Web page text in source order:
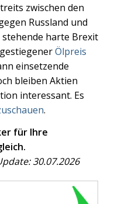
zwischen den
Russland und
stehende harte Brexit
Ölpreis
einsetzende
bleiben Aktien
interessant. Es
.
für Ihre
30.07.2026